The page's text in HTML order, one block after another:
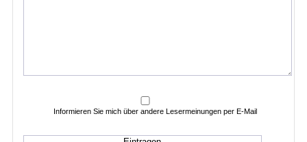
Informieren Sie mich über andere Lesermeinungen per E-Mail